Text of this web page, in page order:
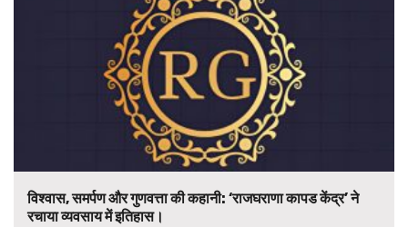
विश्वास, समर्पण और गुणवत्ता की कहानी: ‘राजघराणा कापड केंद्र’ ने
रचाया व्यवसाय में इतिहास।